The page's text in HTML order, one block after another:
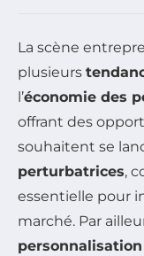
La scène
plusieurs
l’économie des
offrant des
souhaitent se
perturbatrices,
essentielle pour
marché. Par